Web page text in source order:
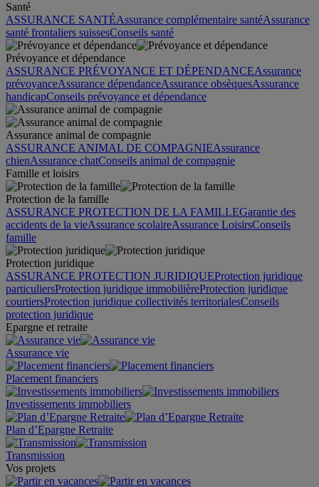
Santé
ASSURANCE SANTÉAssurance complémentaire santéAssurance
santé frontaliers suissesConseils santé
Prévoyance et dépendance
ASSURANCE PRÉVOYANCE ET DÉPENDANCEAssurance
prévoyanceAssurance dépendanceAssurance obsèquesAssurance
handicapConseils prévoyance et dépendance
Assurance animal de compagnie
ASSURANCE ANIMAL DE COMPAGNIEAssurance
chienAssurance chatConseils animal de compagnie
Famille et loisirs
Protection de la famille
ASSURANCE PROTECTION DE LA FAMILLEGarantie des
accidents de la vieAssurance scolaireAssurance LoisirsConseils
famille
Protection juridique
ASSURANCE PROTECTION JURIDIQUEProtection juridique
particuliersProtection juridique immobilièreProtection juridique
courtiersProtection juridique collectivités territorialesConseils
protection juridique
Epargne et retraite
Assurance vie
Placement financiers
Investissements immobiliers
Plan d’Epargne Retraite
Transmission
Vos projets